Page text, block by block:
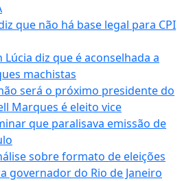
que não há base legal para CPI
diz que é aconselhada a
machistas
será o próximo presidente do
Marques é eleito vice
que paralisava emissão de
sobre formato de eleições
governador do Rio de Janeiro